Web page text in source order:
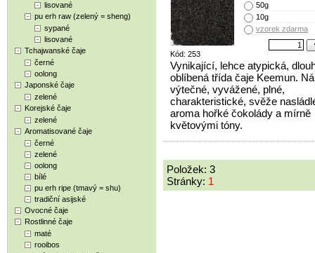
lisované
pu erh raw (zelený = sheng)
sypané
lisované
Tchajwanské čaje
černé
oolong
Japonské čaje
zelené
Korejské čaje
zelené
Aromatisované čaje
černé
zelené
oolong
bílé
pu erh ripe (tmavý = shu)
tradiční asijské
Ovocné čaje
Rostlinné čaje
maté
rooibos
Kód: 253
50g
10g
vzorek zdarma
Vynikající, lehce atypická,
oblíbená třída čaje Keemun.
výtečné, vyvážené, plné,
charakteristické, svěže
aroma hořké čokolády a mírně
květovými tóny.
Položek: 3
Stránky: 1